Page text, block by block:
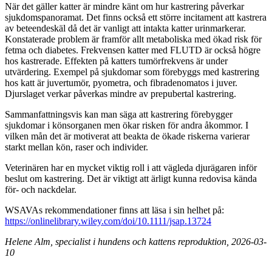
När det gäller katter är mindre känt om hur kastrering påverkar
sjukdomspanoramat. Det finns också ett större incitament att kastrera
av beteendeskäl då det är vanligt att intakta katter urinmarkerar.
Konstaterade problem är framför allt metaboliska med ökad risk för
fetma och diabetes. Frekvensen katter med FLUTD är också högre
hos kastrerade. Effekten på katters tumörfrekvens är under
utvärdering. Exempel på sjukdomar som förebyggs med kastrering
hos katt är juvertumör, pyometra, och fibradenomatos i juver.
Djurslaget verkar påverkas mindre av prepubertal kastrering.
Sammanfattningsvis kan man säga att kastrering förebygger
sjukdomar i könsorganen men ökar risken för andra åkommor. I
vilken mån det är motiverat att beakta de ökade riskerna varierar
starkt mellan kön, raser och individer.
Veterinären har en mycket viktig roll i att vägleda djurägaren inför
beslut om kastrering. Det är viktigt att ärligt kunna redovisa kända
för- och nackdelar.
WSAVAs rekommendationer finns att läsa i sin helhet på:
https://onlinelibrary.wiley.com/doi/10.1111/jsap.13724
Helene Alm, specialist i hundens och kattens reproduktion, 2026-03-
10